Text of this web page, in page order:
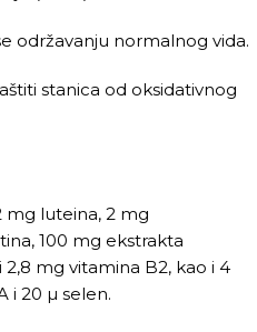
održavanju normalnog vida.
stanica od oksidativnog
mg luteina, 2 mg
100 mg ekstrakta
mg vitamina B2, kao i 4
i 20 µ selen.